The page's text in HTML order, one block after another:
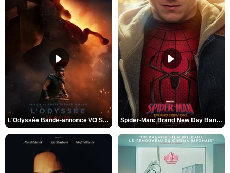
L'Odyssée Bande-annonce VO STFR Spider-Man: Brand New Day Bande-annonce VO STFR